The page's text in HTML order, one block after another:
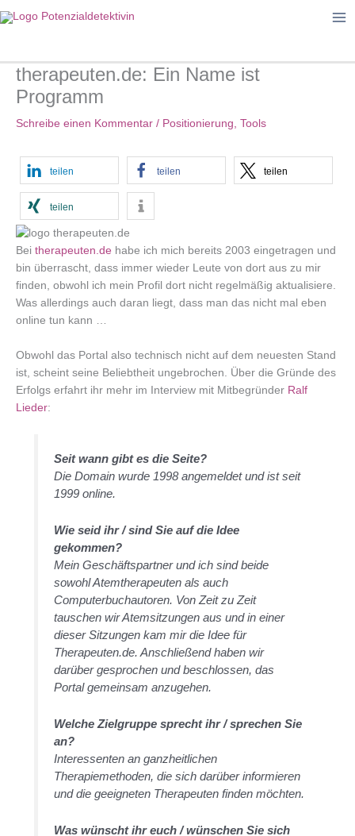
Inhalt
therapeuten.de: Ein Name ist
Programm
Schreibe einen Kommentar / Positionierung, Tools
teilen teilen teilen
teilen
Bei therapeuten.de habe ich mich bereits 2003 eingetragen und
bin überrascht, dass immer wieder Leute von dort aus zu mir
finden, obwohl ich mein Profil dort nicht regelmäßig aktualisiere.
Was allerdings auch daran liegt, dass man das nicht mal eben
online tun kann …
Obwohl das Portal also technisch nicht auf dem neuesten Stand
ist, scheint seine Beliebtheit ungebrochen. Über die Gründe des
Erfolgs erfahrt ihr mehr im Interview mit Mitbegründer Ralf
Lieder:
Seit wann gibt es die Seite?
Die Domain wurde 1998 angemeldet und ist seit
1999 online.
Wie seid ihr / sind Sie auf die Idee
gekommen?
Mein Geschäftspartner und ich sind beide
sowohl Atemtherapeuten als auch
Computerbuchautoren. Von Zeit zu Zeit
tauschen wir Atemsitzungen aus und in einer
dieser Sitzungen kam mir die Idee für
Therapeuten.de. Anschließend haben wir
darüber gesprochen und beschlossen, das
Portal gemeinsam anzugehen.
Welche Zielgruppe sprecht ihr / sprechen Sie
an?
Interessenten an ganzheitlichen
Therapiemethoden, die sich darüber informieren
und die geeigneten Therapeuten finden möchten.
Was wünscht ihr euch / wünschen Sie sich